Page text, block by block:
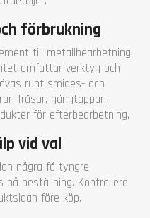
förbrukning
till metallbearbetning,
omfattar verktyg och
runt smides- och
fräsar, gängtappar,
för efterbearbetning.
vid val
några få tyngre
på beställning. Kontrollera
före köp.